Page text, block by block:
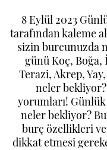
8 Eylül 2023
tarafından kaleme
sizin burcunuzda
günü Koç, Boğa,
Terazi, Akrep,
neler
yorumları!
neler bekliyor?
burç özellikleri
dikkat etmesi